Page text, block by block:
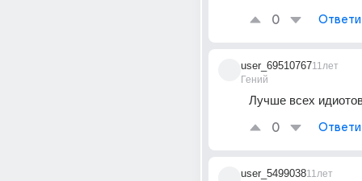
0
user_69510767
Гений
11лет
Лучше всех
0
user_549903811лет